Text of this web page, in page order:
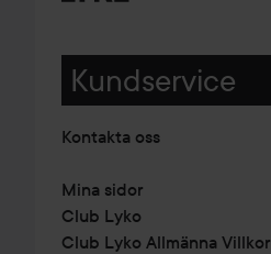
Kundservice
Kontakta oss
Mina sidor
Club Lyko
Club Lyko Allmänna Villkor